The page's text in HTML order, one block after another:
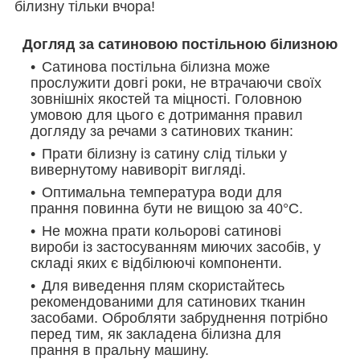
білизну тільки вчора!
Догляд за сатиновою постільною білизною
Сатинова постільна білизна може
прослужити довгі роки, не втрачаючи своїх
зовнішніх якостей та міцності. Головною
умовою для цього є дотримання правил
догляду за речами з сатинових тканин:
Прати білизну із сатину слід тільки у
вивернутому навиворіт вигляді.
Оптимальна температура води для
прання повинна бути не вищою за 40°С.
Не можна прати кольорові сатинові
вироби із застосуванням миючих засобів, у
складі яких є відбілюючі компоненти.
Для виведення плям скористайтесь
рекомендованими для сатинових тканин
засобами. Обробляти забруднення потрібно
перед тим, як закладена білизна для
прання в пральну машину.